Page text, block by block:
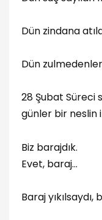
Dün zindana
Dün
28 Şubat Süreci
günler bir neslin
Biz barajdık.
Evet, baraj…
Baraj